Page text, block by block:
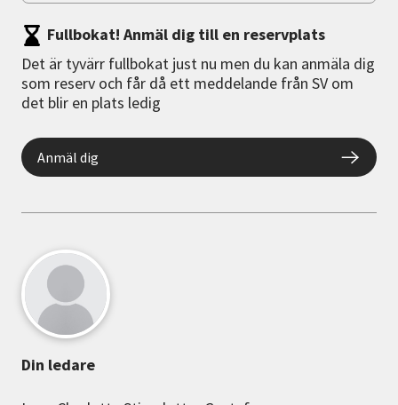
Fullbokat! Anmäl dig till en reservplats
Det är tyvärr fullbokat just nu men du kan anmäla dig
som reserv och får då ett meddelande från SV om
det blir en plats ledig
Anmäl dig
Din ledare